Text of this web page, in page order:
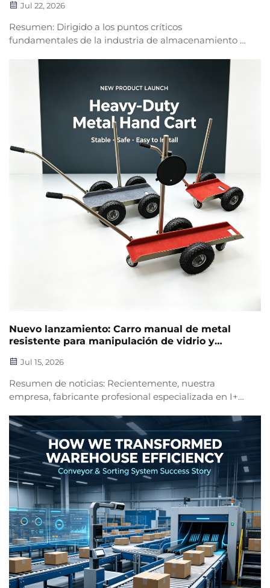
logística de almacén, resolviendo los puntos
Jul 22, 2026
Resumen: Dirigido a los puntos críticos
fundamentales de la industria de almacenamiento y
frecuentes y omisiones en la clasificación, y altos
costos laborales, Logística de Almacén ha lanzado
una actualización de equipos automáticos de
clasificación...
Nuevo lanzamiento: Carro manual de metal
resistente para manipulación de vidrio y
Jul 15, 2026
Resumen de noticias: Recientemente, nuestra
empresa, fabricante profesional especializada en I+D
automáticos de clasificación, ha superado las
limitaciones de aplicación de grandes conjuntos
completos de equipos y ha lanzado oficialmente un...